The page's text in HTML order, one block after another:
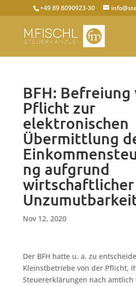
+49 89 8090923-30
BFH: Befreiung
Pflicht zur
elektronischen
Übermittlung
ng aufgrund
wirtschaftlicher
Nov 12, 2020
Der BFH hatte u. a. zu
Kleinstbetriebe von der Pflicht,
Steuererklärungen nach amtlich